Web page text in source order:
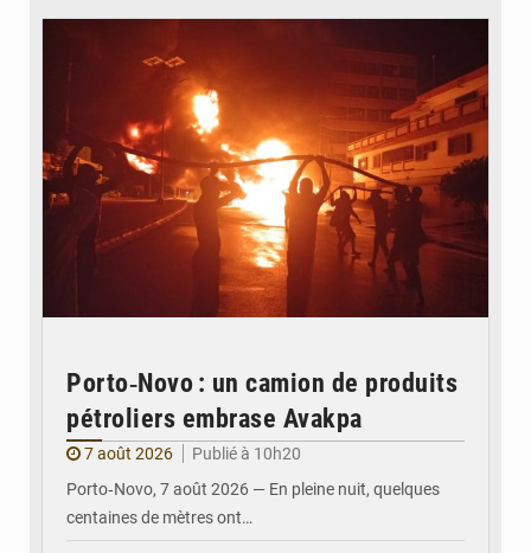
Porto‑Novo : un camion de produits
pétroliers embrase Avakpa
7 août 2026
Publié à 10h20
Porto‑Novo, 7 août 2026 — En pleine nuit, quelques
centaines de mètres ont…